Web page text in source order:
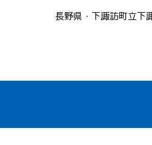
長野県・下諏訪町立下